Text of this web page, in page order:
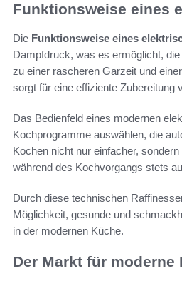
Funktionsweise eines
Die Funktionsweise eines
Dampfdruck, was es ermöglicht,
zu einer rascheren Garzeit und
sorgt für eine effiziente Zubereitung
Das Bedienfeld eines modernen
Kochprogramme auswählen, die
Kochen nicht nur einfacher,
während des Kochvorgangs stets
Durch diese technischen
Möglichkeit, gesunde und
in der modernen Küche.
Der Markt für moderne